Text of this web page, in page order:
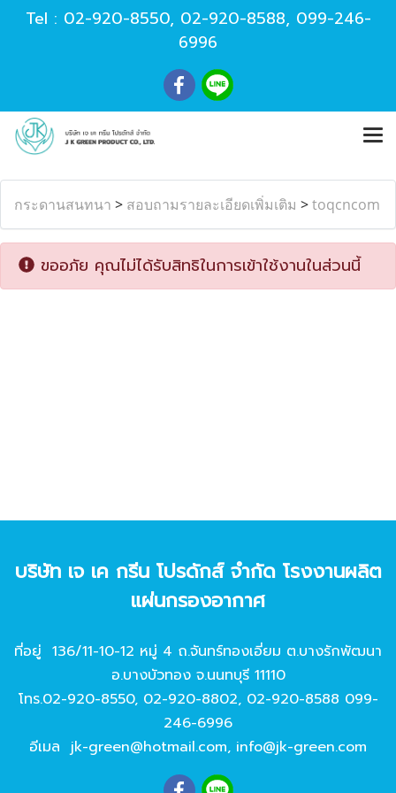
Tel : 02-920-8550, 02-920-8588, 099-246-
6996
กระดานสนทนา > สอบถามรายละเอียดเพิ่มเติม >toqcncom
ขออภัย คุณไม่ได้รับสิทธิในการเข้าใช้งานในส่วนนี้
บริษัท เจ เค กรีน โปรดักส์ จํากัด โรงงานผลิต
แผ่นกรองอากาศ
ที่อยู่ 136/11-10-12 หมู่ 4 ถ.จันทร์ทองเอี่ยม ต.บางรักพัฒนา
อ.บางบัวทอง จ.นนทบุรี 11110
โทร.02-920-8550, 02-920-8802, 02-920-8588 099-
246-6996
อีเมล jk-green@hotmail.com, info@jk-green.com